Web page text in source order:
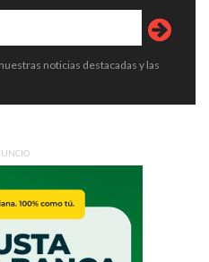
noticias destacadas y las